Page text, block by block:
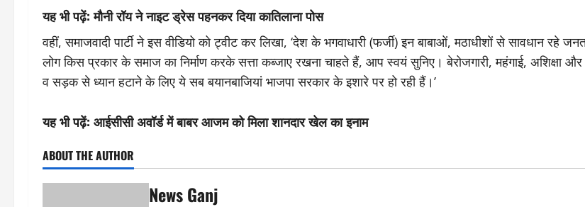
यह भी पढ़ें:मौनी रॉय ने नाइट ड्रेस पहनकर दिया कातिलाना पोस
वहीं, समाजवादी पार्टी ने इस वीडियो को ट्वीट कर लिखा, ‘देश के भगवाधारी (फर्जी) इन बाबाओं, मठाधीशों से सावधान रहे
लोग किस प्रकार के समाज का निर्माण करके सत्ता कब्जाए रखना चाहते हैं, आप स्वयं सुनिए। बेरोजगारी, महंगाई, अशिक्षा और
व सड़क से ध्यान हटाने के लिए ये सब बयानबाजियां भाजपा सरकार के इशारे पर हो रही हैं।’
यह भी पढ़ें: आईसीसी अवॉर्ड में बाबर आजम को मिला शानदार खेल का इनाम
ABOUT THE AUTHOR
News Ganj